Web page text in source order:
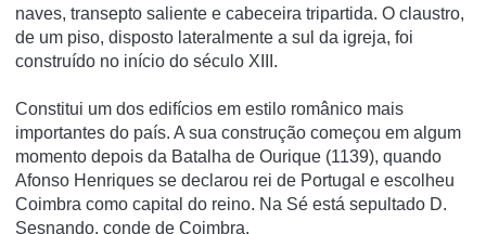
naves, transepto saliente e cabeceira tripartida. O claustro,
de um piso, disposto lateralmente a sul da igreja, foi
construído no início do século XIII.
Constitui um dos edifí­cios em estilo românico mais
importantes do paí­s. A sua construção começou em algum
momento depois da Batalha de Ourique (1139), quando
Afonso Henriques se declarou rei de Portugal e escolheu
Coimbra como capital do reino. Na Sé está sepultado D.
Sesnando, conde de Coimbra.